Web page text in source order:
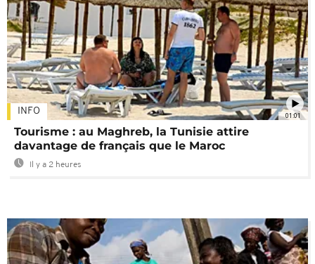
01:01
INFO
Tourisme : au Maghreb, la Tunisie attire
davantage de français que le Maroc
Il y a 2 heures